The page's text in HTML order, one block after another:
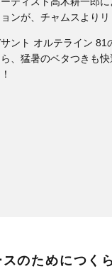
ンが、チャムスよりリ
ント オルテライン 81
、猛暑のベタつきも
のためにつく